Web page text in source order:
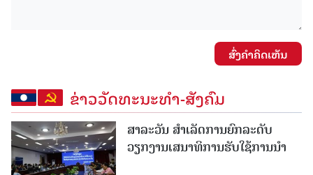
ສົ່ງຄໍາຄິດເຫັນ
ຂ່າວວັດທະນະທຳ-ສັງຄົມ
ສາລະວັນ ສໍາເລັດການຍົກລະດັບ
ວຽກງານເສນາທິການຮັບໃຊ້ການນໍາ